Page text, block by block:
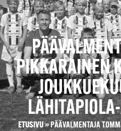
PIKKARAINEN
ETUSIVU»PÄÄVALMENTAJA